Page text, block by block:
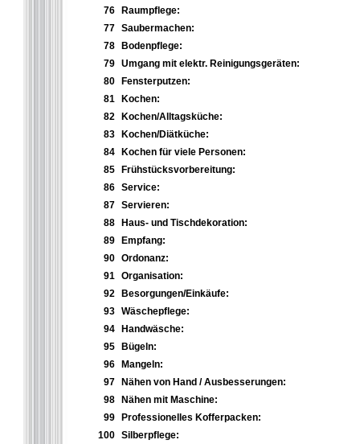
76
Raumpflege:
77 Saubermachen:
78
Bodenpflege:
79 Umgang mit elektr. Reinigungsgeräten:
80
Fensterputzen:
81
Kochen:
82
Kochen/Alltagsküche:
83
Kochen/Diätküche:
84
Kochen für viele Personen:
85
Frühstücksvorbereitung:
86 Service:
87 Servieren:
88
Haus- und Tischdekoration:
89
Empfang:
90 Ordonanz:
91 Organisation:
92
Besorgungen/Einkäufe:
93 Wäschepflege:
94
Handwäsche:
95
Bügeln:
96
Mangeln:
97
Nähen von Hand / Ausbesserungen:
98
Nähen mit Maschine:
99
Professionelles Kofferpacken:
100 Silberpflege: